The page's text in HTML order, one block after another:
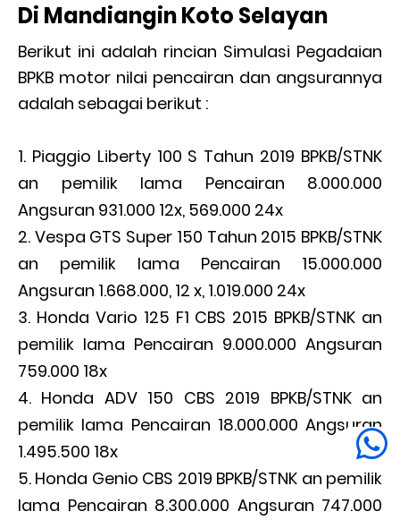
Di Mandiangin Koto Selayan
Berikut ini adalah rincian Simulasi Pegadaian
BPKB motor nilai pencairan dan angsurannya
adalah sebagai berikut :
Piaggio Liberty 100 S Tahun 2019 BPKB/STNK
an pemilik lama Pencairan 8.000.000
Angsuran 931.000 12x, 569.000 24x
Vespa GTS Super 150 Tahun 2015 BPKB/STNK
an pemilik lama Pencairan 15.000.000
Angsuran 1.668.000, 12 x, 1.019.000 24x
Honda Vario 125 F1 CBS 2015 BPKB/STNK an
pemilik lama Pencairan 9.000.000 Angsuran
759.000 18x
Honda ADV 150 CBS 2019 BPKB/STNK an
pemilik lama Pencairan 18.000.000 Angsuran
1.495.500 18x
Honda Genio CBS 2019 BPKB/STNK an pemilik
lama Pencairan 8.300.000 Angsuran 747.000